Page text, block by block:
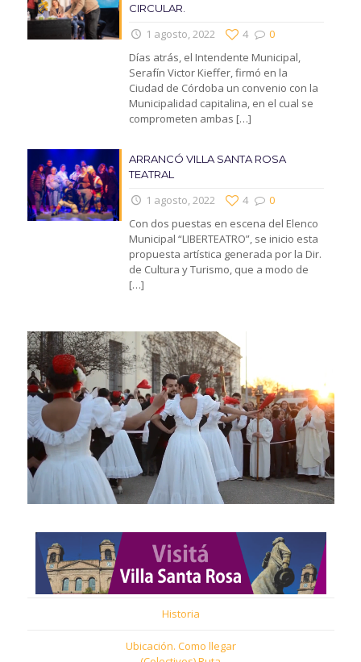
CIRCULAR.
1 agosto, 2022 0
4
Días atrás, el Intendente Municipal,
Serafín Victor Kieffer, firmó en la
Ciudad de Córdoba un convenio con la
Municipalidad capitalina, en el cual se
comprometen ambas […]
ARRANCÓ VILLA SANTA ROSA
TEATRAL
1 agosto, 2022 0
4
Con dos puestas en escena del Elenco
Municipal “LIBERTEATRO”, se inicio esta
propuesta artística generada por la Dir.
de Cultura y Turismo, que a modo de
[…]
Historia
Ubicación. Como llegar